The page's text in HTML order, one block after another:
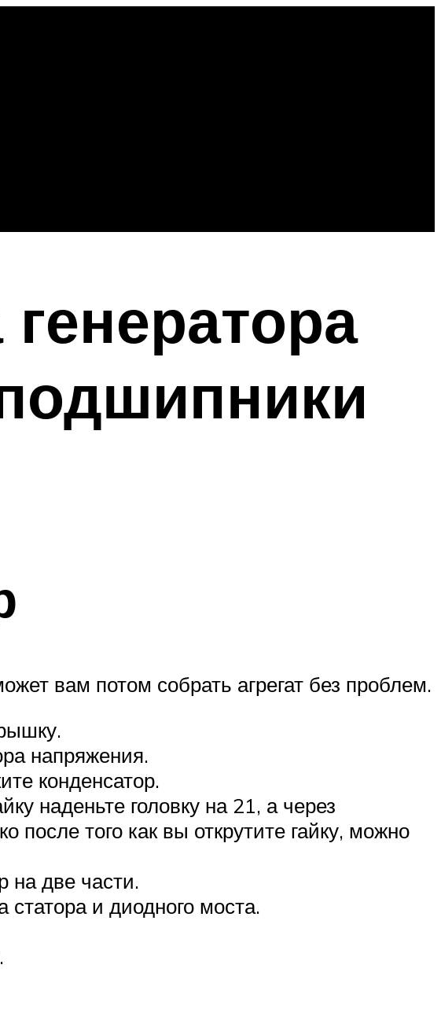
вам потом собрать агрегат без проблем.
напряжения.
конденсатор.
наденьте головку на 21, а через
после того как вы открутите гайку, можно
на две части.
и диодного моста.